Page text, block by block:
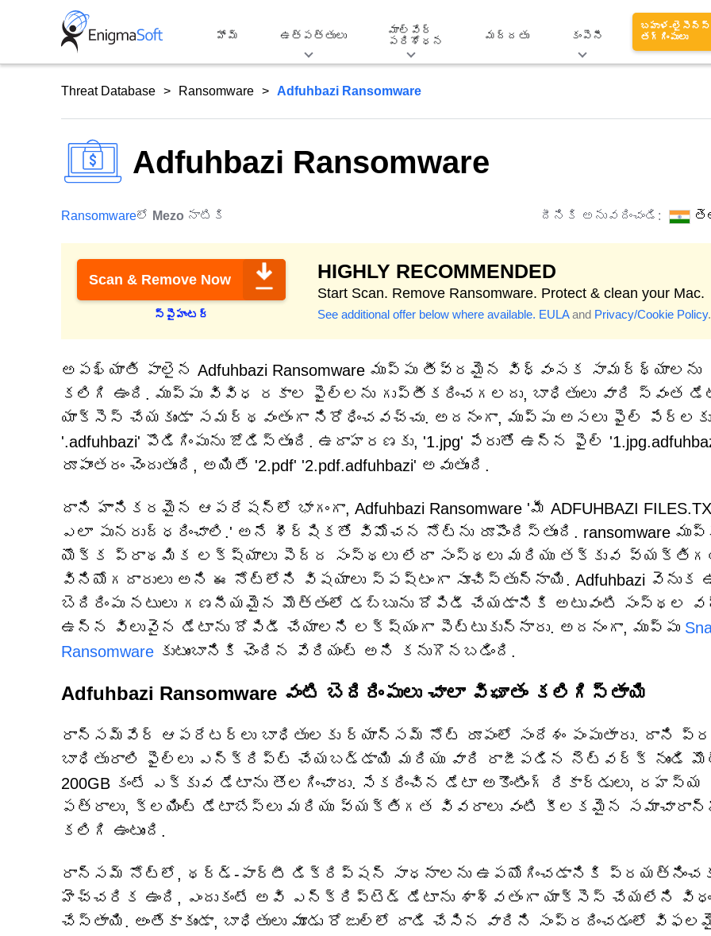
హోమ్ ఉత్పత్తులు
మాల్వేర్
పరిశోధన
మద్దతు కంపెనీ
బహుళ-లైసెన్స్
తగ్గింపులు
Threat Database Ransomware Adfuhbazi Ransomware
Adfuhbazi Ransomware
Ransomwareలో Mezo నాటికి దీనికి అనువదించండి:
Scan & Remove Now
స్పైహంటర్
HIGHLY RECOMMENDED
Start Scan. Remove Ransomware. Protect & clean your Mac.
See additional offer below where available. EULAand Privacy/Cookie Policy.
అపఖ్యాతి పాలైన Adfuhbazi Ransomware ముప్పు తీవ్రమైన విధ్వంసక సామర్థ్యాలను
కలిగి ఉంది. ముప్పు వివిధ రకాల ఫైల్‌లను గుప్తీకరించగలదు, బాధితులు వారి స్వంత
యాక్సెస్ చేయకుండా సమర్థవంతంగా నిరోధించవచ్చు. అదనంగా, ముప్పు అసలు ఫైల్ పేర్లకు
'.adfuhbazi' పొడిగింపును జోడిస్తుంది. ఉదాహరణకు, '1.jpg' పేరుతో ఉన్న ఫైల్
రూపాంతరం చెందుతుంది, అయితే '2.pdf' '2.pdf.adfuhbazi' అవుతుంది.
దాని హానికరమైన ఆపరేషన్‌లో భాగంగా, Adfuhbazi Ransomware 'మీ ADFUHBAZI
ఎలా పునరుద్ధరించాలి.' అనే శీర్షికతో విమోచన నోట్‌ను రూపొందిస్తుంది. ransomware
యొక్క ప్రాథమిక లక్ష్యాలు పెద్ద సంస్థలు లేదా సంస్థలు మరియు తక్కువ
వినియోగదారులు అని ఈ నోట్‌లోని విషయాలు స్పష్టంగా సూచిస్తున్నాయి. Adfuhbazi వెనుక
బెదిరింపు నటులు గణనీయమైన మొత్తంలో డబ్బును దోపిడీ చేయడానికి అటువంటి సంస్థల
ఉన్న విలువైన డేటాను దోపిడీ చేయాలని లక్ష్యంగా పెట్టుకున్నారు. అదనంగా, ముప్పు
Ransomware కుటుంబానికి చెందిన వేరియంట్ అని కనుగొనబడింది.
Adfuhbazi Ransomware వంటి బెదిరింపులు చాలా విఘాతం కలిగిస్తాయి
రాన్సమ్‌వేర్ ఆపరేటర్లు బాధితులకు ర్యాన్సమ్ నోట్ రూపంలో సందేశం పంపుతారు. దాని
బాధితురాలి ఫైల్‌లు ఎన్‌క్రిప్ట్ చేయబడ్డాయి మరియు వారి రాజీపడిన నెట్‌వర్క్ నుండి
200GB కంటే ఎక్కువ డేటాను తొలగించారు. సేకరించిన డేటా అకౌంటింగ్ రికార్డులు, రహస్య
పత్రాలు, క్లయింట్ డేటాబేస్‌లు మరియు వ్యక్తిగత వివరాలు వంటి కీలకమైన
కలిగి ఉంటుంది.
రాన్సమ్ నోట్‌లో, థర్డ్-పార్టీ డిక్రిప్షన్ సాధనాలను ఉపయోగించడానికి
హెచ్చరిక ఉంది, ఎందుకంటే అవి ఎన్‌క్రిప్టెడ్ డేటాను శాశ్వతంగా యాక్సెస్ చేయలేని
చేస్తాయి. అంతేకాకుండా, బాధితులు మూడు రోజుల్లో దాడి చేసిన వారిని సంప్రదించడంలో